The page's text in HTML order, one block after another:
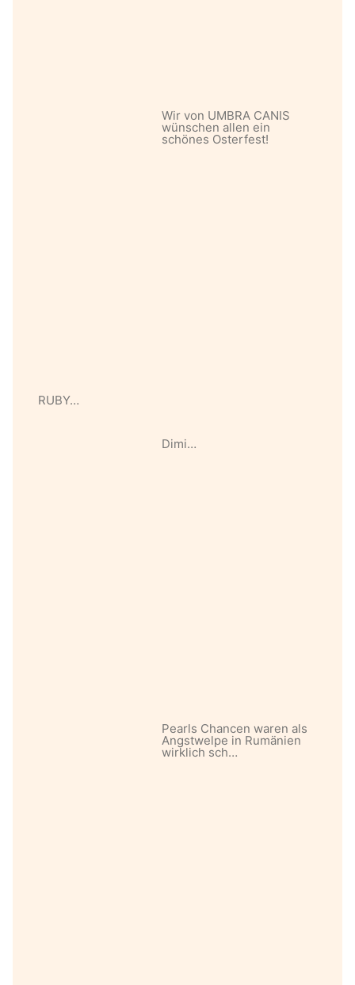
Wir von UMBRA CANIS
wünschen allen ein
schönes Osterfest!
RUBY…
Dimi…
Pearls Chancen waren als
Angstwelpe in Rumänien
wirklich sch…